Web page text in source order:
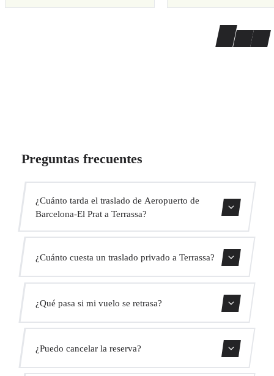
Preguntas frecuentes
¿Cuánto tarda el traslado de Aeropuerto de
Barcelona-El Prat a Terrassa?
¿Cuánto cuesta un traslado privado a Terrassa?
Usa nuestro formulario de reserva para obtener un precio
fijo al instante. Sin cargos ocultos.
¿Qué pasa si mi vuelo se retrasa?
conductor ajustará automáticamente la hora de recogida
sin coste adicional.
¿Puedo cancelar la reserva?